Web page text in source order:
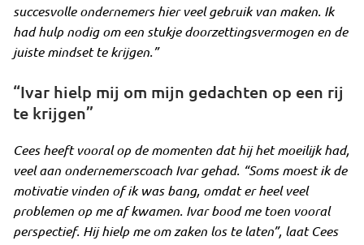
succesvolle ondernemers hier veel gebruik van maken. Ik
had hulp nodig om een stukje doorzettingsvermogen en de
juiste mindset te krijgen.”
“Ivar hielp mij om mijn gedachten op een rij
te krijgen”
Cees heeft vooral op de momenten dat hij het moeilijk had,
veel aan ondernemerscoach Ivar gehad. “Soms moest ik de
motivatie vinden of ik was bang, omdat er heel veel
problemen op me af kwamen. Ivar bood me toen vooral
perspectief. Hij hielp me om zaken los te laten”, laat Cees